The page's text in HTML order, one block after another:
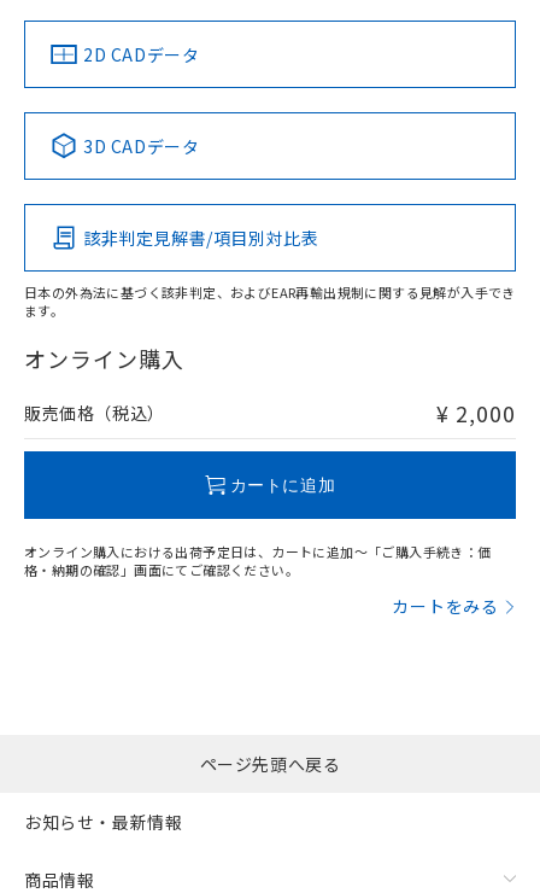
中国 RoHS 注意事項・凡例
Pb Hg Cd Cr(VI)
O
在庫等で未対応品が混在する可能性があります。
問い合わせください。
（イギリス
船舶規格）
（ノルウェー
（フランス
（韓国
No No No No
この製品の規格認証/適合状況ページへ
その他の認証はこちらのページからご検索ください
2D CADデータ
3D CADデータ
該非判定見解書/項目別対比表
日本の外為法に基づく該非判定、およびEAR再輸出規制に関する見解が入手でき
ます。
オンライン購入
販売価格（税込） ¥ 2,000
カートに追加
オンライン購入における出荷予定日は、カートに追加～「ご購入手続き：価
格・納期の確認」画面にてご確認ください。
カートをみる
ページ先頭へ戻る
お知らせ・最新情報
商品情報